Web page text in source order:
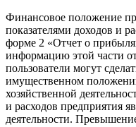
Финансовое положение
показателями доходов и
форме 2 «Отчет о
информацию этой части
пользователи могут
имущественном
хозяйственной
и расходов предприятия
деятельности.